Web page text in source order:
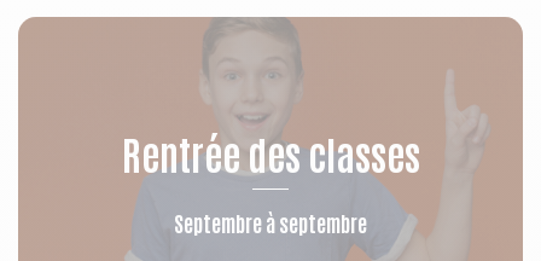
Rentrée des classes
Septembre à septembre